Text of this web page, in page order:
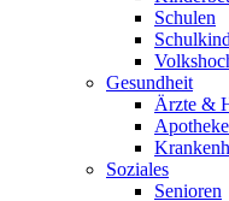
Schulen
Gesundheit
Ärzte &
Soziales
Senioren